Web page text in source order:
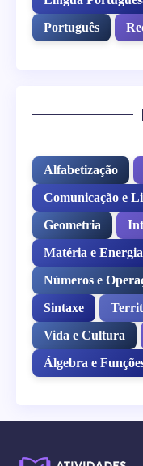
Português
Alfabetização
Comunicação e
Geometria
Matéria e Energia
Números e
Sintaxe
Vida e Cultura
Álgebra e